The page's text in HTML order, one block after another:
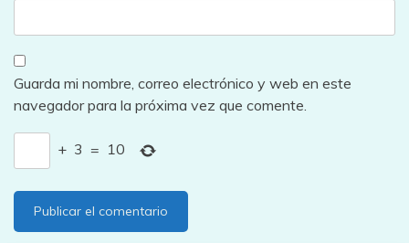
Guarda mi nombre, correo electrónico y web en este
navegador para la próxima vez que comente.
+ 3 = 10